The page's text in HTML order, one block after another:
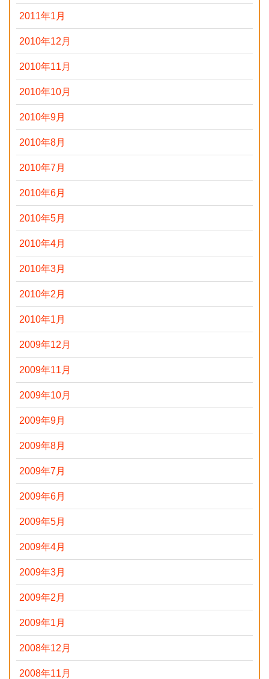
2011年1月
2010年12月
2010年11月
2010年10月
2010年9月
2010年8月
2010年7月
2010年6月
2010年5月
2010年4月
2010年3月
2010年2月
2010年1月
2009年12月
2009年11月
2009年10月
2009年9月
2009年8月
2009年7月
2009年6月
2009年5月
2009年4月
2009年3月
2009年2月
2009年1月
2008年12月
2008年11月